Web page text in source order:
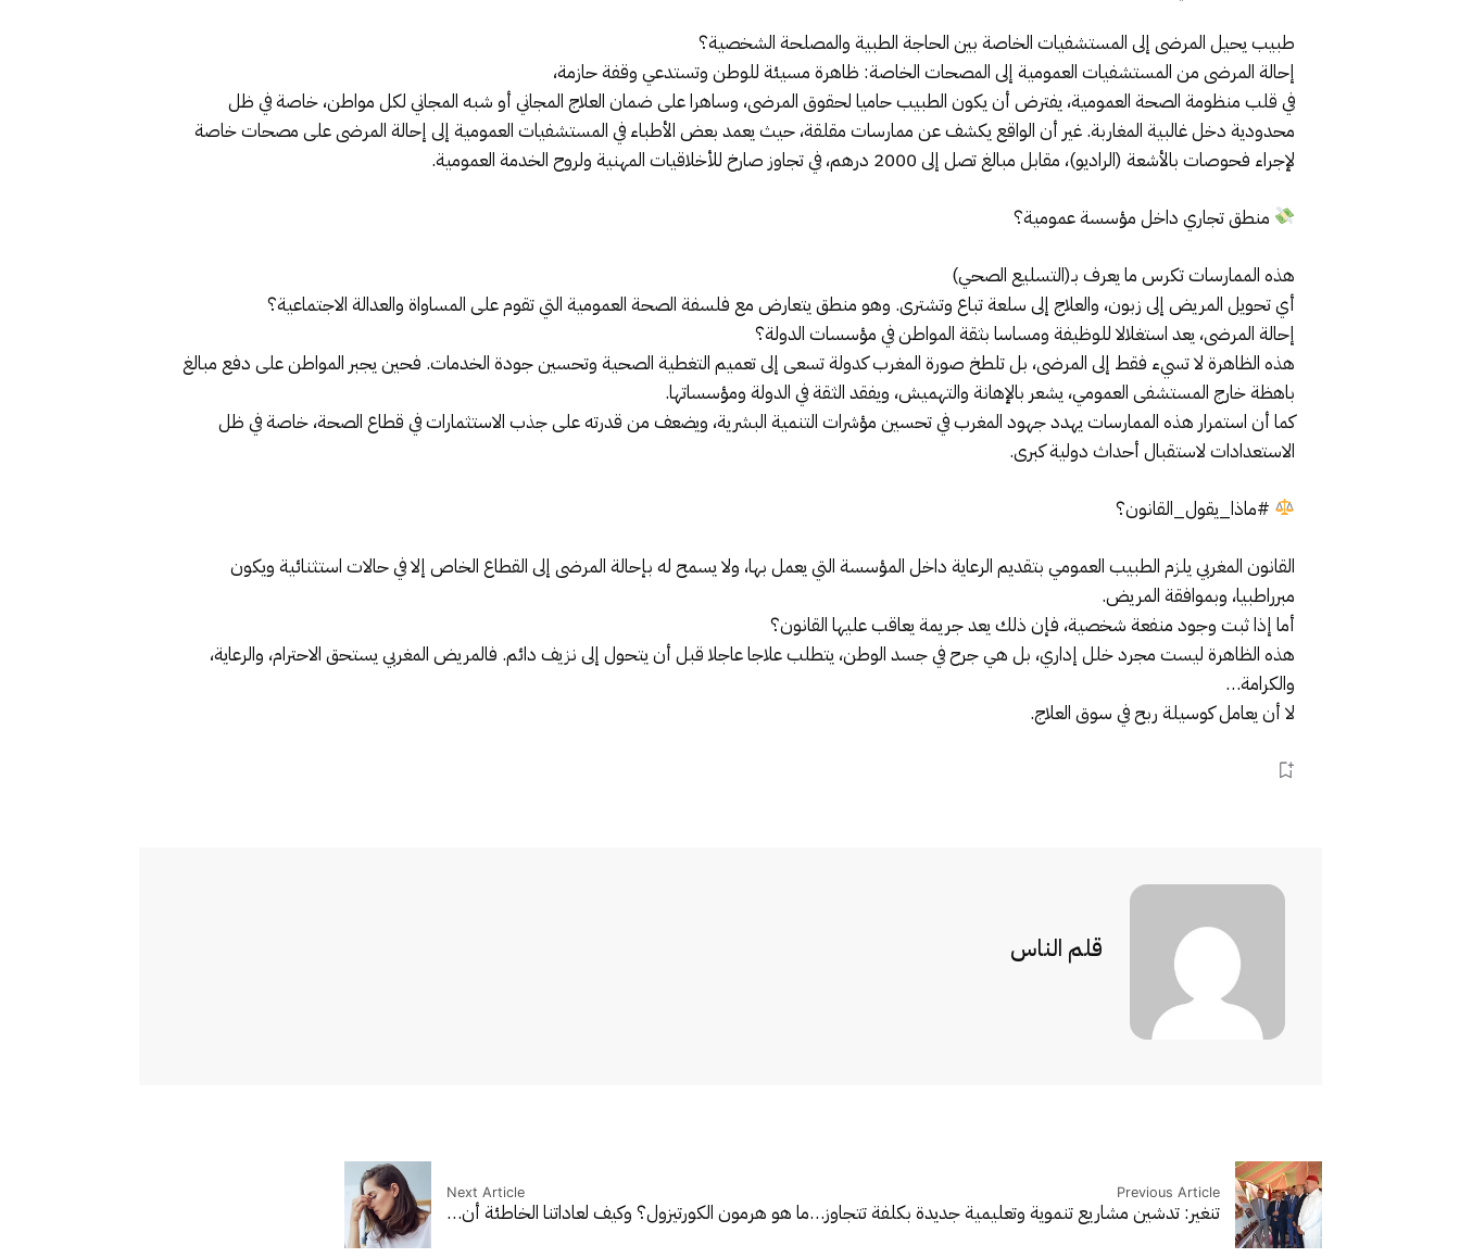
طبيب يحيل المرضى إلى المستشفيات الخاصة بين الحاجة الطبية والمصلحة الشخصية؟
إحالة المرضى من المستشفيات العمومية إلى المصحات الخاصة: ظاهرة مسيئة للوطن وتستدعي وقفة حازمة،
في قلب منظومة الصحة العمومية، يفترض أن يكون الطبيب حاميا لحقوق المرضى، وساهرا على ضمان العلاج المجاني أو شبه المجاني لكل مواطن، خاصة في ظل
محدودية دخل غالبية المغاربة. غير أن الواقع يكشف عن ممارسات مقلقة، حيث يعمد بعض الأطباء في المستشفيات العمومية إلى إحالة المرضى على مصحات خاصة
لإجراء فحوصات بالأشعة (الراديو)، مقابل مبالغ تصل إلى 2000 درهم، في تجاوز صارخ للأخلاقيات المهنية ولروح الخدمة العمومية.
منطق تجاري داخل مؤسسة عمومية؟
هذه الممارسات تكرس ما يعرف بـ(التسليع الصحي)
أي تحويل المريض إلى زبون، والعلاج إلى سلعة تباع وتشترى. وهو منطق يتعارض مع فلسفة الصحة العمومية التي تقوم على المساواة والعدالة الاجتماعية؟
إحالة المرضى، يعد استغلالا للوظيفة ومساسا بثقة المواطن في مؤسسات الدولة؟
هذه الظاهرة لا تسيء فقط إلى المرضى، بل تلطخ صورة المغرب كدولة تسعى إلى تعميم التغطية الصحية وتحسين جودة الخدمات. فحين يجبر المواطن على دفع مبالغ
باهظة خارج المستشفى العمومي، يشعر بالإهانة والتهميش، ويفقد الثقة في الدولة ومؤسساتها.
كما أن استمرار هذه الممارسات يهدد جهود المغرب في تحسين مؤشرات التنمية البشرية، ويضعف من قدرته على جذب الاستثمارات في قطاع الصحة، خاصة في ظل
الاستعدادات لاستقبال أحداث دولية كبرى.
#ماذا_يقول_القانون؟
القانون المغربي يلزم الطبيب العمومي بتقديم الرعاية داخل المؤسسة التي يعمل بها، ولا يسمح له بإحالة المرضى إلى القطاع الخاص إلا في حالات استثنائية ويكون
مبرراطبيا، وبموافقة المريض.
أما إذا ثبت وجود منفعة شخصية، فإن ذلك يعد جريمة يعاقب عليها القانون؟
هذه الظاهرة ليست مجرد خلل إداري، بل هي جرح في جسد الوطن، يتطلب علاجا عاجلا قبل أن يتحول إلى نزيف دائم. فالمريض المغربي يستحق الاحترام، والرعاية،
والكرامة…
لا أن يعامل كوسيلة ربح في سوق العلاج.
قلم الناس
Previous Article
تنغير: تدشين مشاريع تنموية وتعليمية جديدة بكلفة تتجاوز…
Next Article
ما هو هرمون الكورتيزول؟ وكيف لعاداتنا الخاطئة أن…